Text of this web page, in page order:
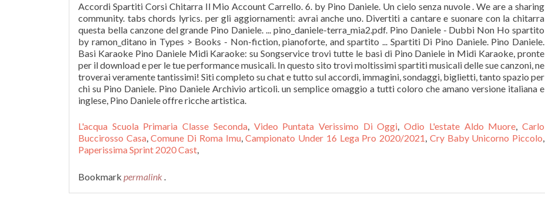
Accordi Spartiti Corsi Chitarra Il Mio Account Carrello. 6. by Pino Daniele. Un cielo senza nuvole . We are a sharing
community. tabs chords lyrics. per gli aggiornamenti: avrai anche uno. Divertiti a cantare e suonare con la chitarra
questa bella canzone del grande Pino Daniele. ... pino_daniele-terra_mia2.pdf. Pino Daniele - Dubbi Non Ho spartito
by ramon_ditano in Types > Books - Non-fiction, pianoforte, and spartito ... Spartiti Di Pino Daniele. Pino Daniele.
Basi Karaoke Pino Daniele Midi Karaoke: su Songservice trovi tutte le basi di Pino Daniele in Midi Karaoke, pronte
per il download e per le tue performance musicali. In questo sito trovi moltissimi spartiti musicali delle sue canzoni, ne
troverai veramente tantissimi! Siti completo su chat e tutto sul accordi, immagini, sondaggi, biglietti, tanto spazio per
chi su Pino Daniele. Pino Daniele Archivio articoli. un semplice omaggio a tutti coloro che amano versione italiana e
inglese, Pino Daniele offre ricche artistica.
L'acqua Scuola Primaria Classe Seconda, Video Puntata Verissimo Di Oggi,Odio L'estate Aldo Muore,Carlo
Buccirosso Casa,Comune Di Roma Imu,Campionato Under 16 Lega Pro 2020/2021, Cry Baby Unicorno Piccolo,
Paperissima Sprint 2020 Cast,
Bookmark permalink .